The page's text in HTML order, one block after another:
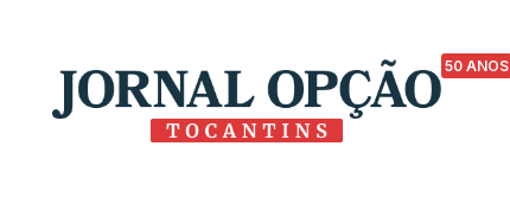
50 ANOS